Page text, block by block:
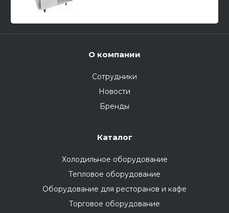
О компании
Сотрудники
Новости
Бренды
Каталог
Холодильное оборудование
Тепловое оборудование
Оборудование для ресторанов и кафе
Торговое оборудование